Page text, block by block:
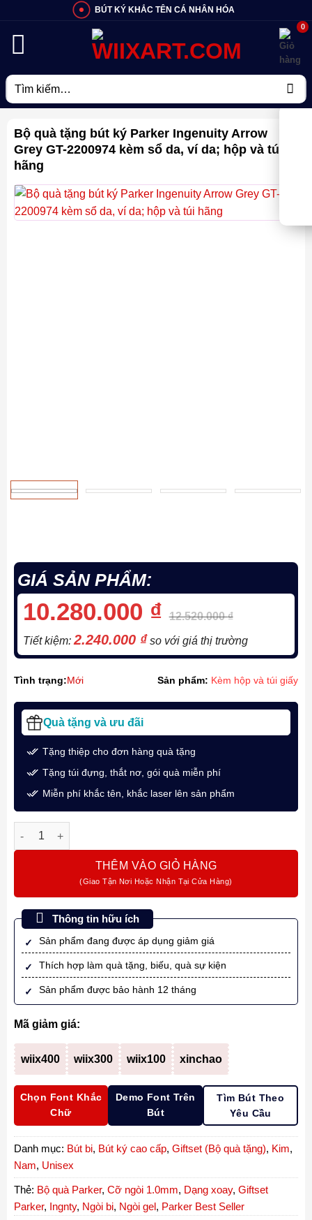
BÚT KÝ KHẮC TÊN CÁ NHÂN HÓA
Tìm
kiếm:
Bộ quà tặng bút ký Parker Ingenuity Arrow
Grey GT-2200974 kèm sổ da, ví da; hộp và túi
hãng
GIÁ SẢN PHẨM:
10.280.000 ₫ 12.520.000₫
Tiết kiệm: 2.240.000 ₫so với giá thị trường
Tình trạng:Mới Sản phẩm: Kèm hộp và túi giấy
Quà tặng và ưu đãi
Tặng thiệp cho đơn hàng quà tặng
Tặng túi đựng, thắt nơ, gói quà miễn phí
Miễn phí khắc tên, khắc laser lên sản phẩm
Bộ quà tặng bút ký Parker Ingenuity Arrow Grey GT-
THÊM VÀO GIỎ HÀNG
Thông tin hữu ích
Sản phẩm đang được áp dụng giảm giá
Thích hợp làm quà tặng, biếu, quà sự kiện
Sản phẩm được bảo hành 12 tháng
Mã giảm giá:
wiix400 wiix300 wiix100 xinchao
Chọn Font Khắc
Chữ
Demo Font Trên
Bút
Tìm Bút Theo
Yêu Cầu
Danh mục: Bút bi, Bút ký cao cấp, Giftset (Bộ quà tặng), Kim,
Nam, Unisex
Thẻ: Bộ quà Parker, Cỡ ngòi 1.0mm, Dạng xoay, Giftset
Parker, Ingnty, Ngòi bi, Ngòi gel, Parker Best Seller